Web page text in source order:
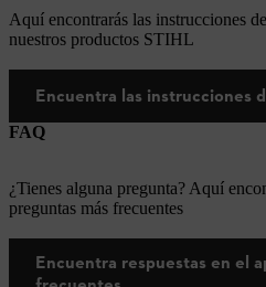
Aquí encontrarás las instrucciones
nuestros productos STIHL
Encuentra las instrucciones
FAQ
¿Tienes alguna pregunta? Aquí
preguntas más frecuentes
Encuentra respuestas en el